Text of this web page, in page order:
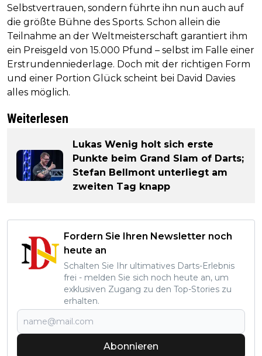
Selbstvertrauen, sondern führte ihn nun auch auf
die größte Bühne des Sports. Schon allein die
Teilnahme an der Weltmeisterschaft garantiert ihm
ein Preisgeld von 15.000 Pfund – selbst im Falle einer
Erstrundenniederlage. Doch mit der richtigen Form
und einer Portion Glück scheint bei David Davies
alles möglich.
Weiterlesen
Lukas Wenig holt sich erste
Punkte beim Grand Slam of Darts;
Stefan Bellmont unterliegt am
zweiten Tag knapp
Fordern Sie Ihren Newsletter noch
heute an
Schalten Sie Ihr ultimatives Darts-Erlebnis
frei - melden Sie sich noch heute an, um
exklusiven Zugang zu den Top-Stories zu
erhalten.
Abonnieren